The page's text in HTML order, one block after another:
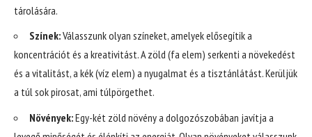
tárolására.
Színek:Válasszunk olyan színeket, amelyek elősegítik a
koncentrációt és a kreativitást. A zöld (fa elem) serkenti a növekedést
és a vitalitást, a kék (víz elem) a nyugalmat és a tisztánlátást. Kerüljük
a túl sok pirosat, ami túlpörgethet.
Növények:Egy-két zöld növény a dolgozószobában javítja a